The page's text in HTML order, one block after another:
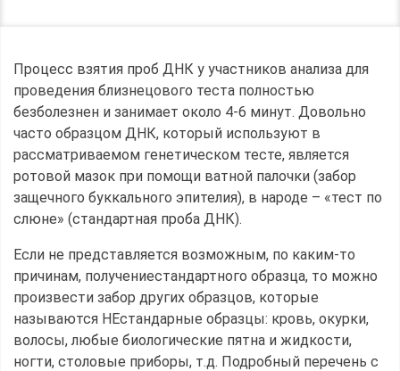
Процесс взятия проб ДНК у участников анализа для
проведения близнецового теста полностью
безболезнен и занимает около 4-6 минут. Довольно
часто образцом ДНК, который используют в
рассматриваемом генетическом тесте, является
ротовой мазок при помощи ватной палочки (забор
защечного буккального эпителия), в народе – «тест по
слюне» (стандартная проба ДНК).
Если не представляется возможным, по каким-то
причинам, получениестандартного образца, то можно
произвести забор других образцов, которые
называются НЕстандарные образцы: кровь, окурки,
волосы, любые биологические пятна и жидкости,
ногти, столовые приборы, т.д. Подробный перечень с